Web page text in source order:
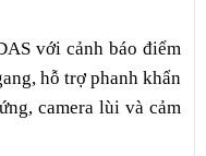
với cảnh báo điểm
hỗ trợ phanh khẩn
camera lùi và cảm